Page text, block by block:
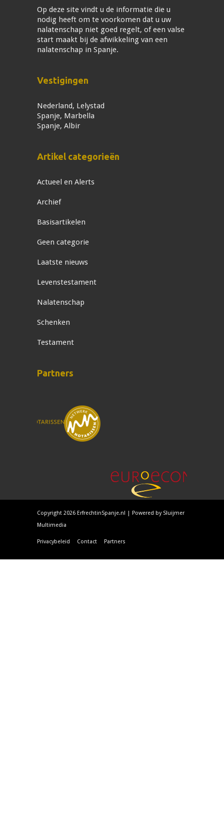
Op deze site vindt u de informatie die u
nodig heeft om te voorkomen dat u uw
nalatenschap niet goed regelt, of een valse
start maakt bij de afwikkeling van een
nalatenschap in Spanje.
Vestigingen
Nederland, Lelystad
Spanje, Marbella
Spanje, Albir
Artikel categorieën
Actueel en Alerts
Archief
Basisartikelen
Geen categorie
Laatste nieuws
Levenstestament
Nalatenschap
Schenken
Testament
Partners
Copyright 2026 ErfrechtinSpanje.nl | Powered by Sluijmer
Multimedia
Privacybeleid Contact Partners